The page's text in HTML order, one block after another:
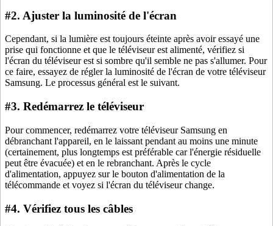
#2. Ajuster la luminosité de l'écran
Cependant, si la lumière est toujours éteinte après avoir essayé une
prise qui fonctionne et que le téléviseur est alimenté, vérifiez si
l'écran du téléviseur est si sombre qu'il semble ne pas s'allumer. Pour
ce faire, essayez de régler la luminosité de l'écran de votre téléviseur
Samsung. Le processus général est le suivant.
#3. Redémarrez le téléviseur
Pour commencer, redémarrez votre téléviseur Samsung en
débranchant l'appareil, en le laissant pendant au moins une minute
(certainement, plus longtemps est préférable car l'énergie résiduelle
peut être évacuée) et en le rebranchant. Après le cycle
d'alimentation, appuyez sur le bouton d'alimentation de la
télécommande et voyez si l'écran du téléviseur change.
#4. Vérifiez tous les câbles